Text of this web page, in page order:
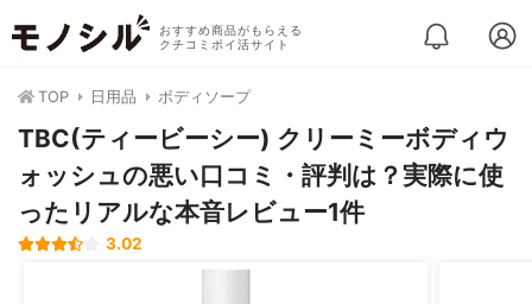
おすすめ商品がもらえる
クチコミポイ活サイト
TOP 日用品 ボディソープ
TBC(ティービーシー) クリーミーボディウ
ォッシュの悪い口コミ・評判は？実際に使
ったリアルな本音レビュー1件
3.02